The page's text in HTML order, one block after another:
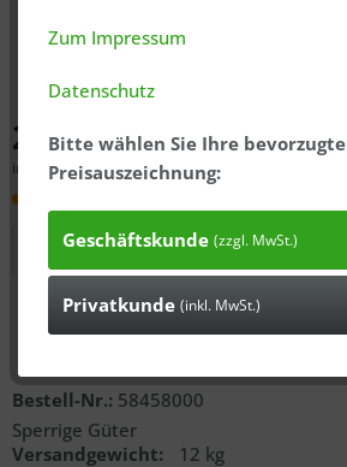
2.497,81 € *
inkl. MwSt., zzgl.ausgewiesener Versandkosten
In den
Anfragen
Bestell-Nr.: 58458000
Sperrige Güter
Versandgewicht:
12 kg
Zum Impressum
Datenschutz
Bitte wählen Sie Ihre bevorzugte
Preisauszeichnung:
Geschäftskunde (zzgl. MwSt.)
Privatkunde (inkl. MwSt.)